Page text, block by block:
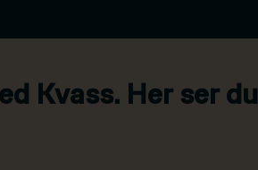
Kvass. Her ser du